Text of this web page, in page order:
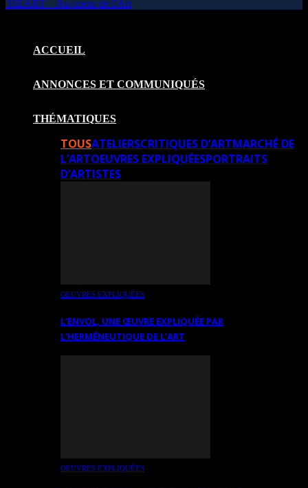
HEART – Au coeur de l'Art
ACCUEIL
ANNONCES ET COMMUNIQUÉS
THÉMATIQUES
TOUSATELIERSCRITIQUES D’ARTMARCHÉ DE
L’ARTOEUVRES EXPLIQUÉESPORTRAITS
D’ARTISTES
OEUVRES EXPLIQUÉES
L’ENVOL, UNE ŒUVRE EXPLIQUÉE PAR
L’HERMÉNEUTIQUE DE L’ART
OEUVRES EXPLIQUÉES